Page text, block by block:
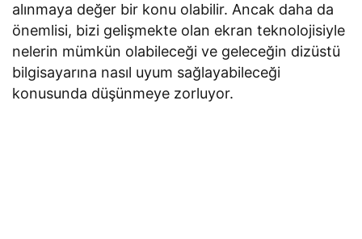
alınmaya değer bir konu olabilir. Ancak daha da
önemlisi, bizi gelişmekte olan ekran teknolojisiyle
nelerin mümkün olabileceği ve geleceğin dizüstü
bilgisayarına nasıl uyum sağlayabileceği
konusunda düşünmeye zorluyor.